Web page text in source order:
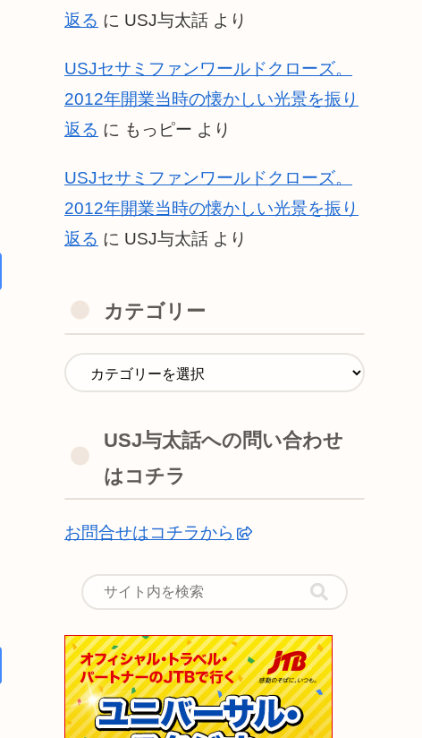
返る に USJ与太話 より
USJセサミファンワールドクローズ。
2012年開業当時の懐かしい光景を振り
返る に もっピー より
USJセサミファンワールドクローズ。
2012年開業当時の懐かしい光景を振り
返る に USJ与太話 より
カテゴリー
USJ与太話への問い合わせ
はコチラ
お問合せはコチラから